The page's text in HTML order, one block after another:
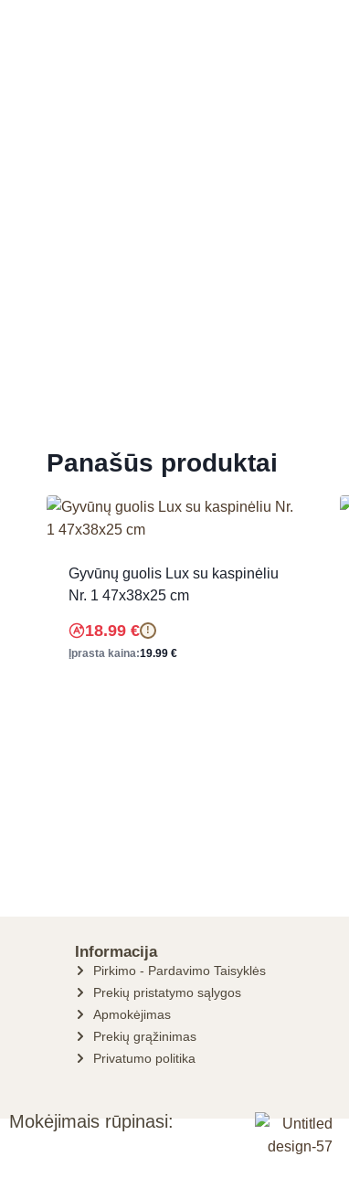
Panašūs produktai
Gyvūnų guolis Lux su kaspinėliu
Nr. 1 47x38x25 cm
18.99 € !
Įprasta kaina:19.99 €
Informacija
Pirkimo - Pardavimo Taisyklės
Prekių pristatymo sąlygos
Apmokėjimas
Prekių grąžinimas
Privatumo politika
Mokėjimais rūpinasi: